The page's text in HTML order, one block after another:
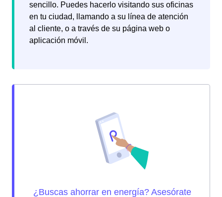
sencillo. Puedes hacerlo visitando sus oficinas
en tu ciudad, llamando a su línea de atención
al cliente, o a través de su página web o
aplicación móvil.